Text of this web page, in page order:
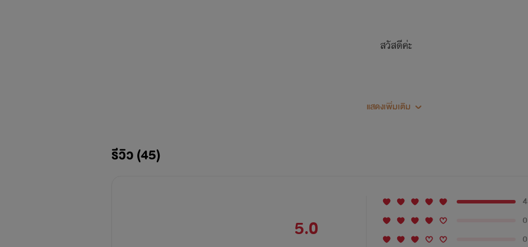
สวัสดีค่ะ
วันนี้ยอนิมมาเปิดนิยายเรื่อง ลอง..ให้รู้ว่ารัก ซึ่งเป็นคู่ของ พี่สินกับน้องส
ยอนิมเปิดเรื่อง เพื่อลงตัวอย่างให้อ่านแค่ 5 ตอนเท่านั้นนะคะ ย้ำว่า 5 ตอน
เพื่อให้ทุกคนได้ลองอ่านกันก่อน เพราะเรื่องนี้ ยอนิมออกกับ สนพ.DEEP น
แสดงเพิ่มเติม
รีวิว (45)
5.0
0
0